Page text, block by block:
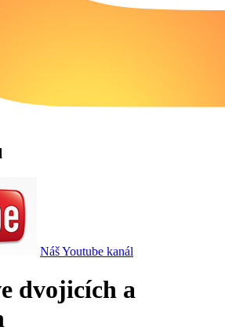
Náš Youtube kanál
dvojicích a